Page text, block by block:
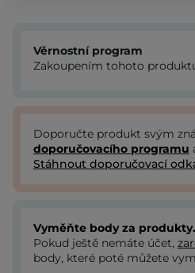
Věrnostní program
Zakoupením tohoto
Doporučte produkt svým
doporučovacího programu
Stáhnout doporučovací
Vyměňte body za produkty.
Pokud ještě nemáte účet,
body, které poté můžete